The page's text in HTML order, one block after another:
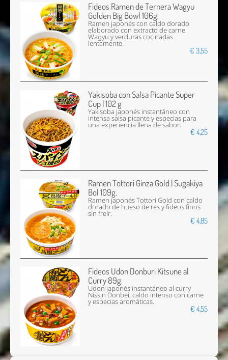
Fideos Ramen de Ternera Wagyu
Golden Big Bowl 106g.
Ramen japonés con caldo dorado
elaborado con extracto de carne
Wagyu y verduras cocinadas
lentamente.
€ 3,55
Yakisoba con Salsa Picante Super
Cup | 102 g
Yakisoba japonés instantáneo con
intensa salsa picante y especias para
una experiencia llena de sabor.
€ 4,25
Ramen Tottori Ginza Gold | Sugakiya
Bol 109g.
Ramen japonés Tottori Gold con caldo
dorado de hueso de res y fideos finos
sin freír.
€ 4,85
Fideos Udon Donburi Kitsune al
Curry 89g.
Udon japonés instantáneo al curry
Nissin Donbei, caldo intenso con carne
y especias aromáticas.
€ 4,55